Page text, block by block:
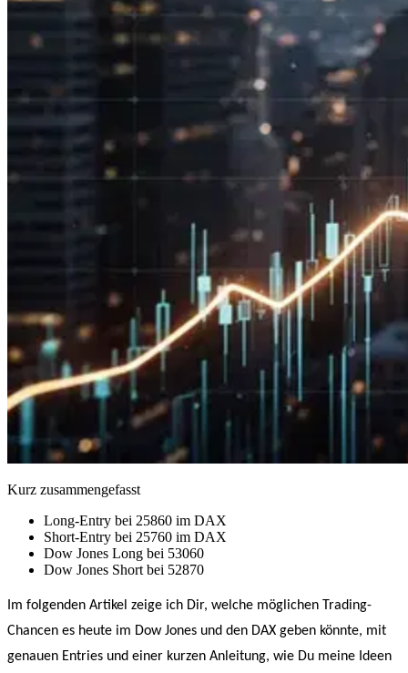
Kurz zusammengefasst
Long-Entry bei 25860 im DAX
Short-Entry bei 25760 im DAX
Dow Jones Long bei 53060
Dow Jones Short bei 52870
Im folgenden Artikel zeige ich Dir, welche möglichen Trading-
Chancen es heute im Dow Jones und den DAX geben könnte, mit
genauen Entries und einer kurzen Anleitung, wie Du meine Ideen